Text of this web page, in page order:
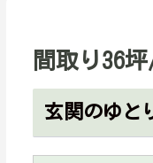
間取り36
玄関のゆと